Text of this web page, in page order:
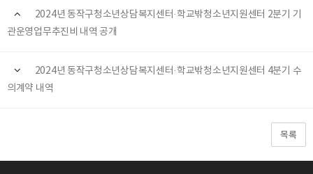
2024년 동작구청소년상담복지센터·학교밖청소년지원센터 2분기 기
관운영업무추진비 내역 공개
2024년 동작구청소년상담복지센터·학교밖청소년지원센터 4분기 수
의계약 내역
목록